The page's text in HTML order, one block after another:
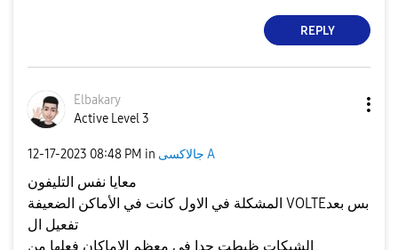
REPLY
Elbakary
Active Level 3
‎12-17-2023 08:48 PM in جالاكسى A
معايا نفس التليفون
المشكلة في الاول كانت في الأماكن الضعيفة VOLTEبس بعد
تفعيل ال
الشبكات ظبطت جدا في معظم الاماكان فعلها من